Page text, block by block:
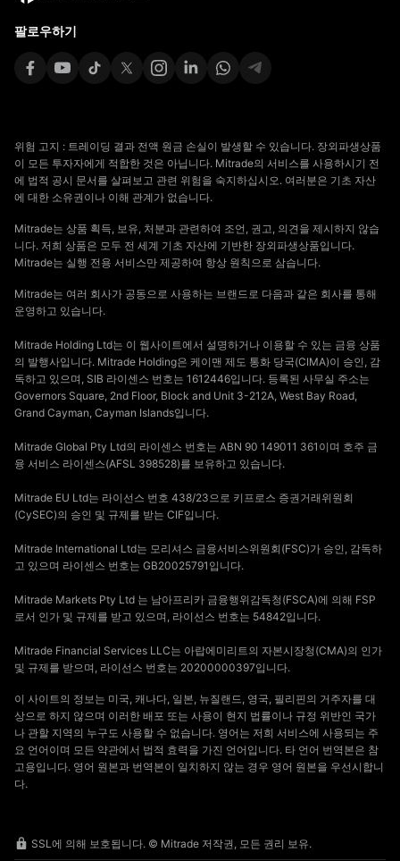
팔로우하기
위험 고지 : 트레이딩 결과 전액 원금 손실이 발생할 수 있습니다. 장외파생상품
이 모든 투자자에게 적합한 것은 아닙니다. Mitrade의 서비스를 사용하시기 전
에 법적 공시 문서를 살펴보고 관련 위험을 숙지하십시오. 여러분은 기초 자산
에 대한 소유권이나 이해 관계가 없습니다.
Mitrade는 상품 획득, 보유, 처분과 관련하여 조언, 권고, 의견을 제시하지 않습
니다. 저희 상품은 모두 전 세계 기초 자산에 기반한 장외파생상품입니다.
Mitrade는 실행 전용 서비스만 제공하여 항상 원칙으로 삼습니다.
Mitrade는 여러 회사가 공동으로 사용하는 브랜드로 다음과 같은 회사를 통해
운영하고 있습니다.
Mitrade Holding Ltd는 이 웹사이트에서 설명하거나 이용할 수 있는 금융 상품
의 발행사입니다. Mitrade Holding은 케이맨 제도 통화 당국(CIMA)이 승인, 감
독하고 있으며, SIB 라이센스 번호는 1612446입니다. 등록된 사무실 주소는
Governors Square, 2nd Floor, Block and Unit 3-212A, West Bay Road,
Grand Cayman, Cayman Islands입니다.
Mitrade Global Pty Ltd의 라이센스 번호는 ABN 90 149011 361이며 호주 금
융 서비스 라이센스(AFSL 398528)를 보유하고 있습니다.
Mitrade EU Ltd는 라이선스 번호 438/23으로 키프로스 증권거래위원회
(CySEC)의 승인 및 규제를 받는 CIF입니다.
Mitrade International Ltd는 모리셔스 금융서비스위원회(FSC)가 승인, 감독하
고 있으며 라이센스 번호는 GB20025791입니다.
Mitrade Markets Pty Ltd 는 남아프리카 금융행위감독청(FSCA)에 의해 FSP
로서 인가 및 규제를 받고 있으며, 라이선스 번호는 54842입니다.
Mitrade Financial Services LLC는 아랍에미리트의 자본시장청(CMA)의 인가
및 규제를 받으며, 라이선스 번호는 20200000397입니다.
이 사이트의 정보는 미국, 캐나다, 일본, 뉴질랜드, 영국, 필리핀의 거주자를 대
상으로 하지 않으며 이러한 배포 또는 사용이 현지 법률이나 규정 위반인 국가
나 관할 지역의 누구도 사용할 수 없습니다. 영어는 저희 서비스에 사용되는 주
요 언어이며 모든 약관에서 법적 효력을 가진 언어입니다. 타 언어 번역본은 참
고용입니다. 영어 원본과 번역본이 일치하지 않는 경우 영어 원본을 우선시합니
다.
SSL에 의해 보호됩니다. © Mitrade 저작권, 모든 권리 보유.